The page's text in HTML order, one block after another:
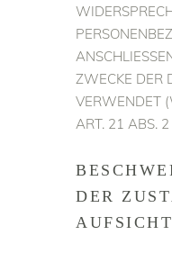
ZWECKE DER
VERWENDET
ART. 21 ABS.
DER